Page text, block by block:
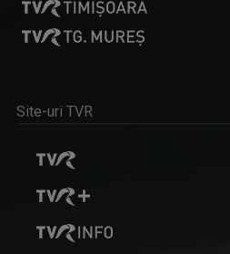
Duminica, ora 11.30, bilunar
Site-uri TVR